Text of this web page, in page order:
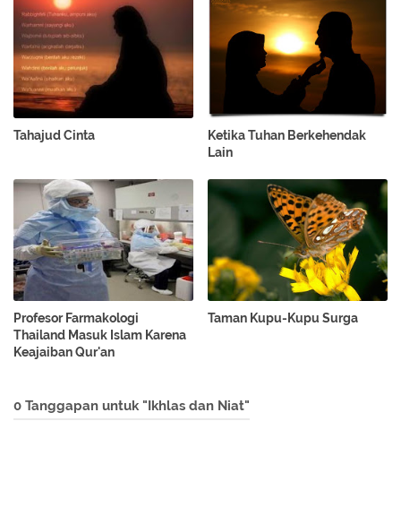
Tahajud Cinta
Ketika Tuhan Berkehendak
Lain
Profesor Farmakologi
Thailand Masuk Islam Karena
Keajaiban Qur'an
Taman Kupu-Kupu Surga
0 Tanggapan untuk "Ikhlas dan Niat"